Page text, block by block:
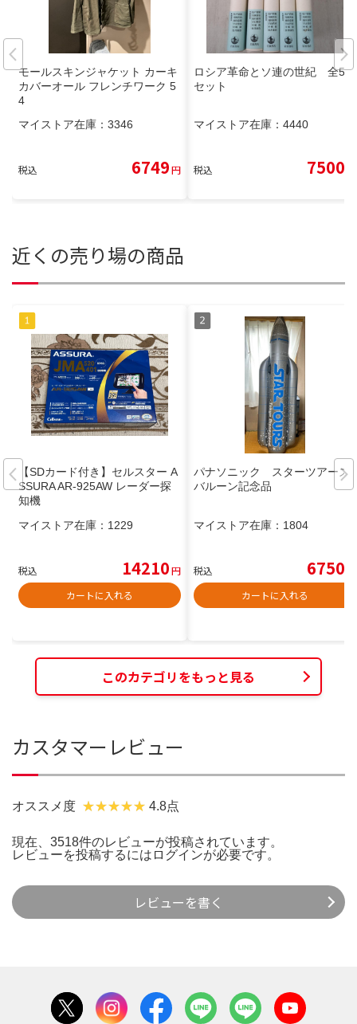
モールスキンジャケット カーキ
カバーオール フレンチワーク 5
4
マイストア在庫： 3346
税込 6749円
ロシア革命とソ連の世紀 全5巻
セット
マイストア在庫： 4440
税込 7500
近くの売り場の商品
【SDカード付き】セルスター A
SSURA AR-925AW レーダー探
知機
マイストア在庫： 1229
税込 14210円
カートに入れる
パナソニック スターツアーズ
バルーン記念品
マイストア在庫： 1804
税込 6750
カートに入れる
このカテゴリをもっと見る
カスタマーレビュー
オススメ度 4.8点
現在、3518件のレビューが投稿されています。
レビューを投稿するには ログインが必要です。
レビューを書く